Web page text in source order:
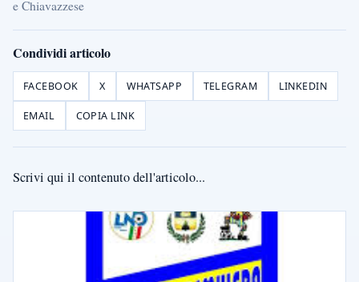
e Chiavazzese
Condividi articolo
FACEBOOK X WHATSAPP TELEGRAM LINKEDIN
EMAIL COPIA LINK
Scrivi qui il contenuto dell'articolo...